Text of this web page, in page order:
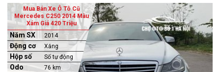
Mua Bán Xe Ô Tô Cũ
Mercedes C250 2014 Màu
Xám Giá 420 Triệu
Năm SX 2014
Động cơ Xăng
Hộp số Số tự động
Odo 76 km